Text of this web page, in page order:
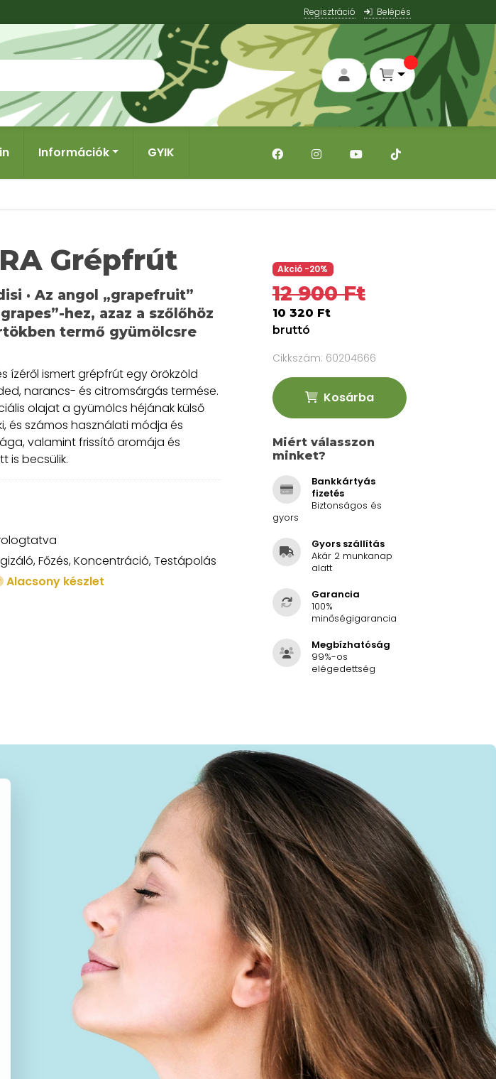
Regisztráció Belépés
Információk GYIK
Grépfrút
· Az angol „grapefruit”
hez, azaz a szőlőhöz
termő gyümölcsre
ízéről ismert grépfrút egy örökzöld
narancs- és citromsárgás termése.
olajat a gyümölcs héjának külső
és számos használati módja és
valamint frissítő aromája és
is becsülik.
Főzés, Koncentráció, Testápolás
Alacsony készlet
Akció -20%
12 900 Ft
10 320 Ft
bruttó
Cikkszám: 60204666
Kosárba
Miért válasszon
minket?
Bankkártyás
fizetés
Biztonságos és
gyors
Gyors szállítás
Akár 2 munkanap
alatt
Garancia
100%
minőségigarancia
Megbízhatóság
99%-os
elégedettség